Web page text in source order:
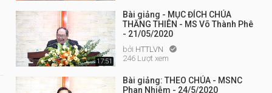
17:51
Bài giảng - MỤC ĐÍCH CHÚA
THĂNG THIÊN - MS Võ Thành Phê
- 21/05/2020
bởi HTTLVN 
246 Lượt xem
Bài giảng: THEO CHÚA - MSNC
Phan Nhiễm - 24/5/2020